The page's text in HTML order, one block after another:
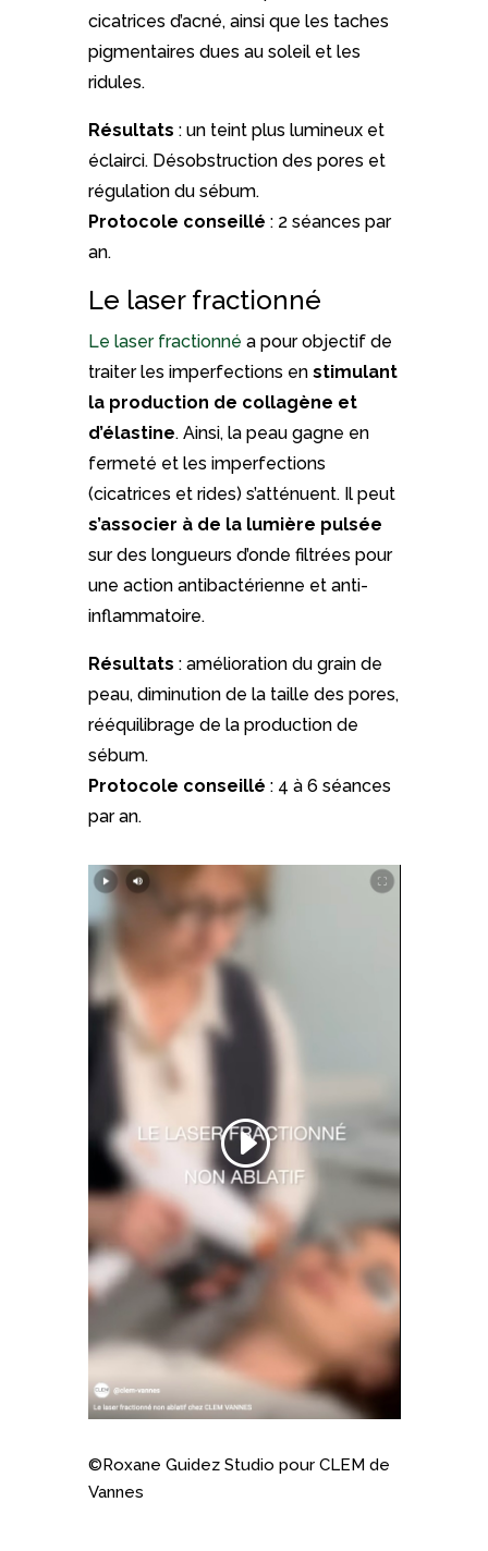
cicatrices d’acné, ainsi que les taches
pigmentaires dues au soleil et les
ridules.
Résultats : un teint plus lumineux et
éclairci. Désobstruction des pores et
régulation du sébum.
Protocole conseillé : 2 séances par
an.
Le laser fractionné
Le laser fractionné a pour objectif de
traiter les imperfections en stimulant
la production de collagène et
d’élastine. Ainsi, la peau gagne en
fermeté et les imperfections
(cicatrices et rides) s’atténuent. Il peut
s’associer à de la lumière pulsée
sur des longueurs d’onde filtrées pour
une action antibactérienne et anti-
inflammatoire.
Résultats : amélioration du grain de
peau, diminution de la taille des pores,
rééquilibrage de la production de
sébum.
Protocole conseillé : 4 à 6 séances
par an.
©Roxane Guidez Studio pour CLEM de
Vannes